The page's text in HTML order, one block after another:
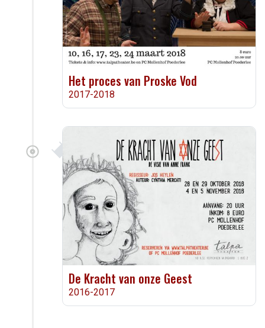
Het proces van Proske Vod
2017-2018
De Kracht van onze Geest
2016-2017